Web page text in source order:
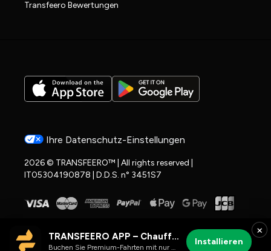
Transfeero Bewertungen
Ihre Datenschutz-Einstellungen
2026 © TRANSFEERO™ | All rights reserved |
IT05304190878 | D.D.S. n° 3451S7
×
TRANSFEERO APP – Chauffeur- & Flughafenfahrten
Buchen Sie Premium-Fahrten mit nur wenigen Klicks
Installieren